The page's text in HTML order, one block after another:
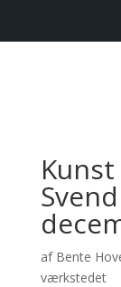
af Bente
værkstedet